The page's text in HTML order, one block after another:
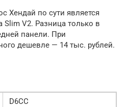
Хендай по сути является
V2. Разница только в
панели. При
дешевле — 14 тыс. рублей.
D6CC